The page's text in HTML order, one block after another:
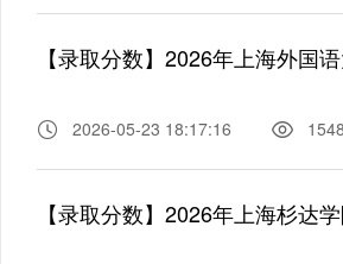
【录取分数】2026年上海外国
2026-05-23 18:17:16 1548
【录取分数】2026年上海杉达